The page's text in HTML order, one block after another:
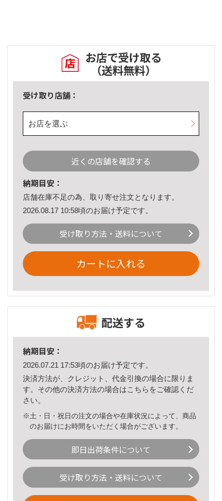
お店で受け取る
（送料無料）
受け取り店舗：
お店を選ぶ
近くの店舗を確認する
納期目安：
店舗在庫不足の為、取り寄せ注文となります。
2026.08.17 10:58頃のお届け予定です。
受け取り方法・送料について
カートに入れる
配送する
納期目安：
2026.07.21 17:53頃のお届け予定です。
決済方法が、クレジット、代金引換の場合に限りま
す。その他の決済方法の場合はこちら をご確認くだ
さい。
※土・日・祝日の注文の場合や在庫状況によって、商品
のお届けにお時間をいただく場合がございます。
即日出荷条件について
受け取り方法・送料について